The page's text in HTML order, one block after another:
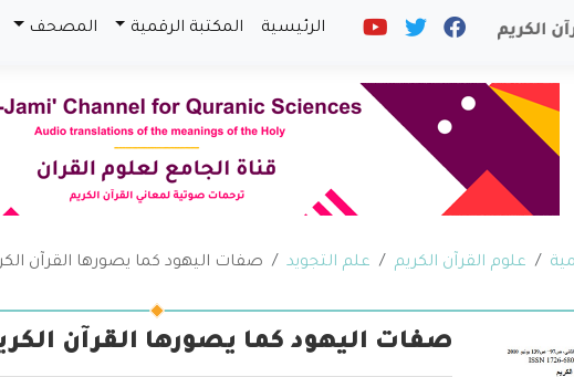
الرئيسية المكتبة الرقمية المصحف
علوم القرآن الكريم علم التجويد صفات اليهود كما يصورها القرآن
صفات اليهود كما يصورها القرآن